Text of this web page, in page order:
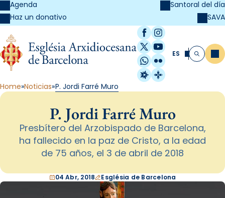
Agenda
Haz un donativo
Santoral del día
SAVA
Facebook
Instagram
X / Twitter
YouTube
WhatsApp
Flickr
Radio Estel
Catalunya
ES Buscar
Home Noticias P. Jordi Farré Muro
P. Jordi Farré Muro
Presbítero del Arzobispado de Barcelona,
ha fallecido en la paz de Cristo, a la edad
de 75 años, el 3 de abril de 2018
04 Abr, 2018 Església de Barcelona